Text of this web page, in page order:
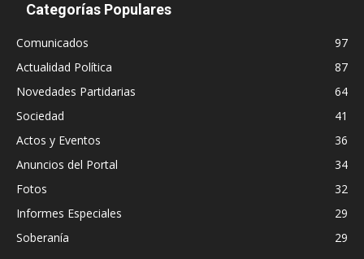
Categorías Populares
Comunicados
97
Actualidad Política
87
Novedades Partidarias
64
Sociedad
41
Actos y Eventos
36
Anuncios del Portal
34
Fotos
32
Informes Especiales
29
Soberanía
29